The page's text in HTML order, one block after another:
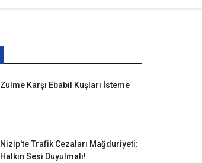
Zulme Karşı Ebabil Kuşları İsteme
Nizip'te Trafik Cezaları Mağduriyeti:
Halkın Sesi Duyulmalı!